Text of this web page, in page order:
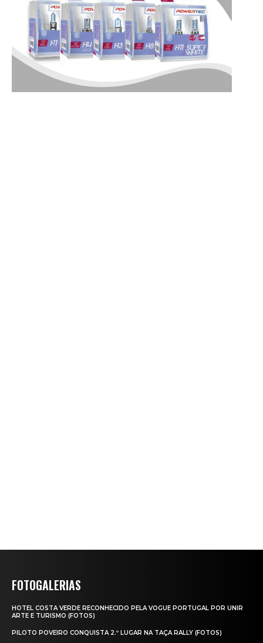
FOTOGALERIAS
HOTEL COSTA VERDE RECONHECIDO PELA VOGUE PORTUGAL POR UNIR
ARTE E TURISMO (FOTOS)
PILOTO POVEIRO CONQUISTA 2.º LUGAR NA TAÇA RALLY (FOTOS)